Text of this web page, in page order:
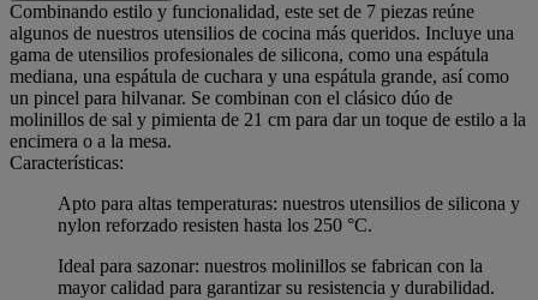
Combinando estilo y funcionalidad, este set de 7 piezas reúne
algunos de nuestros utensilios de cocina más queridos. Incluye una
gama de utensilios profesionales de silicona, como una espátula
mediana, una espátula de cuchara y una espátula grande, así como
un pincel para hilvanar. Se combinan con el clásico dúo de
molinillos de sal y pimienta de 21 cm para dar un toque de estilo a la
encimera o a la mesa.
Características:
Apto para altas temperaturas: nuestros utensilios de silicona y
nylon reforzado resisten hasta los 250 °C.
Ideal para sazonar: nuestros molinillos se fabrican con la
mayor calidad para garantizar su resistencia y durabilidad.